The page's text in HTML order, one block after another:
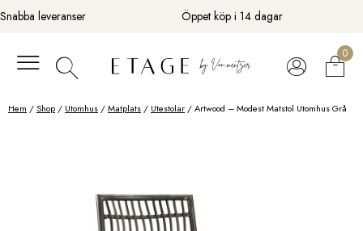
Fortsätt
till
Snabba leveranser Öppet köp i 14 dagar
0
Hem /Shop / Utomhus /Matplats / Utestolar / Artwood – Modest Matstol Utomhus Grå